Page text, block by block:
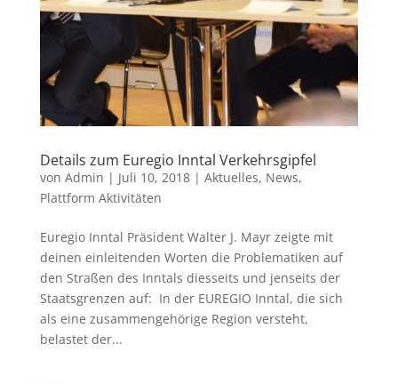
Details zum Euregio Inntal Verkehrsgipfel
von Admin | Juli 10, 2018| Aktuelles, News,
Plattform Aktivitäten
Euregio Inntal Präsident Walter J. Mayr zeigte mit
deinen einleitenden Worten die Problematiken auf
den Straßen des Inntals diesseits und jenseits der
Staatsgrenzen auf: In der EUREGIO Inntal, die sich
als eine zusammengehörige Region versteht,
belastet der...